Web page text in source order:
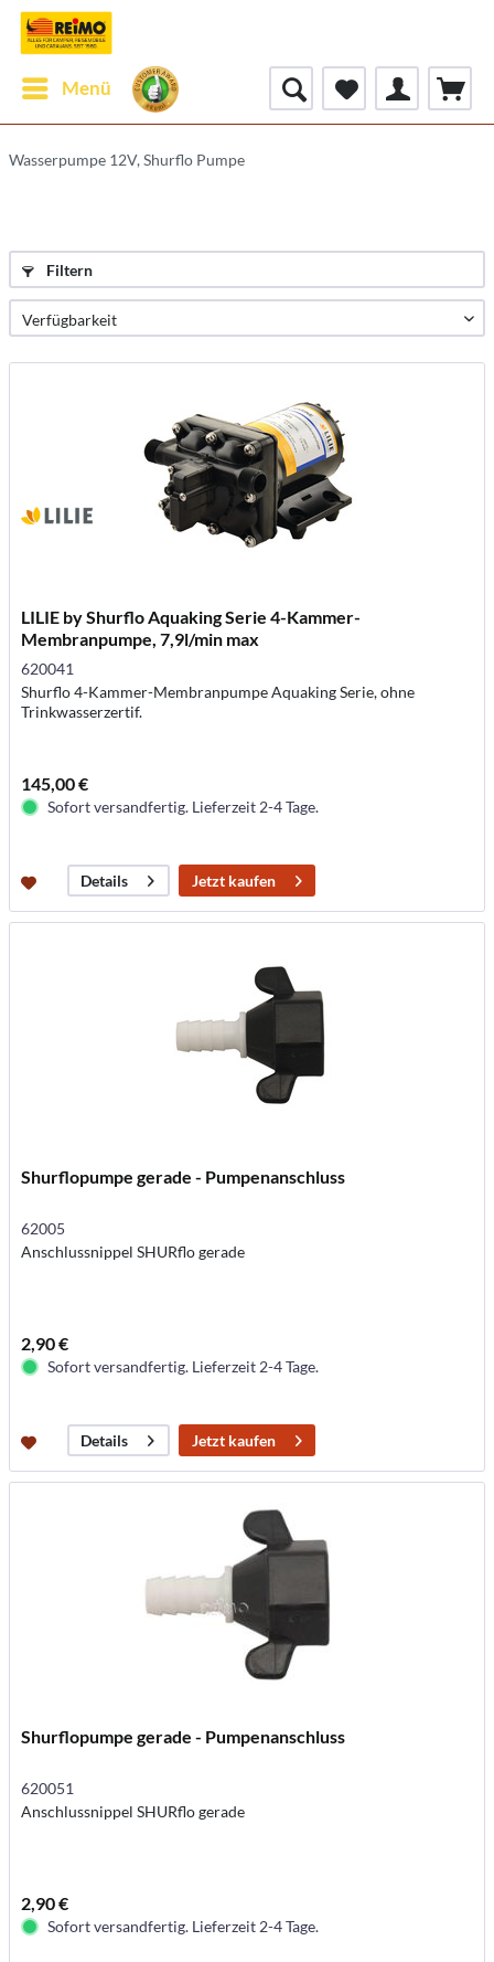
Menü
Wasserpumpe 12V, Shurflo Pumpe
Filtern
LILIE by Shurflo Aquaking Serie 4-Kammer-
Membranpumpe, 7,9l/min max
620041
Shurflo 4-Kammer-Membranpumpe Aquaking Serie, ohne
Trinkwasserzertif.
145,00 €
Sofort versandfertig. Lieferzeit 2-4 Tage.
Details Jetzt kaufen
Shurflopumpe gerade - Pumpenanschluss
62005
Anschlussnippel SHURflo gerade
2,90 €
Sofort versandfertig. Lieferzeit 2-4 Tage.
Details Jetzt kaufen
Shurflopumpe gerade - Pumpenanschluss
620051
Anschlussnippel SHURflo gerade
2,90 €
Sofort versandfertig. Lieferzeit 2-4 Tage.